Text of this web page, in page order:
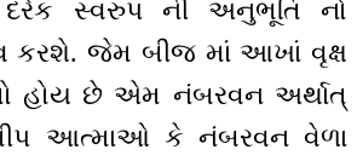
સ્વરુપ ની અનુભૂતિ નો
કરશે. જેમ બીજ માં આખાં વૃક્ષ
હોય છે એમ નંબરવન અર્થાત્
આત્માઓ કે નંબરવન વેળા